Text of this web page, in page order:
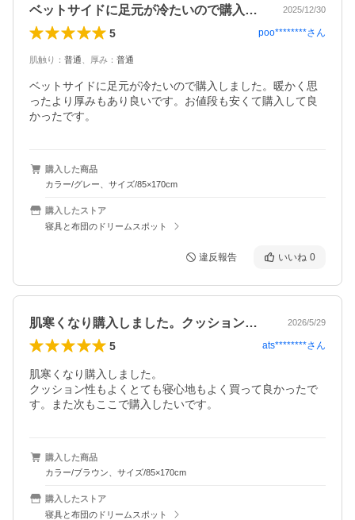
ベットサイドに足元が冷たいので購入しま… 2025/12/30
5 poo********さん
肌触り ： 普通 厚み ： 普通
ベットサイドに足元が冷たいので購入しました。暖かく思
ったより厚みもあり良いです。お値段も安くて購入して良
かったです。
購入した商品
カラー/グレー、サイズ/85×170cm
購入したストア
寝具と布団のドリームスポット
違反報告 いいね 0
肌寒くなり購入しました。クッション性も… 2026/5/29
5 ats********さん
肌寒くなり購入しました。
クッション性もよくとても寝心地もよく買って良かったで
す。また次もここで購入したいです。
購入した商品
カラー/ブラウン、サイズ/85×170cm
購入したストア
寝具と布団のドリームスポット